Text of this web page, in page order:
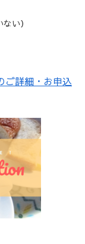
い）
ご詳細・お申込